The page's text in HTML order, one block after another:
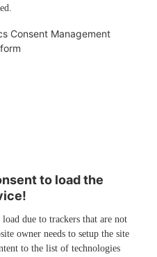
Consent Management
to load the
due to trackers that are not
owner needs to setup the site
to the list of technologies